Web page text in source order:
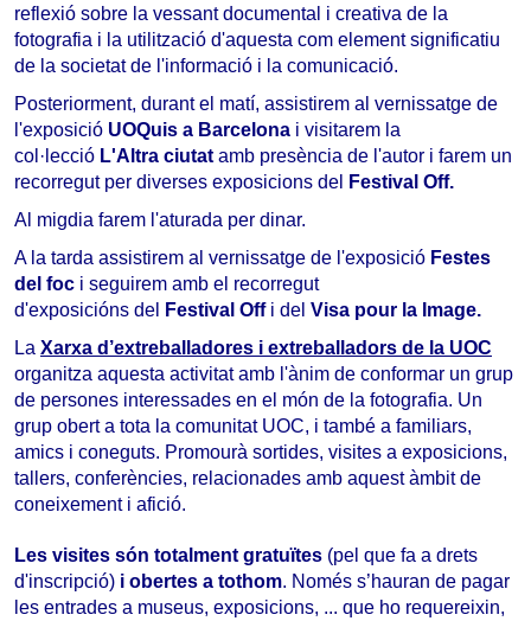
reflexió sobre la vessant documental i creativa de la
fotografia i la utilització d'aquesta com element significatiu
de la societat de l'informació i la comunicació.
Posteriorment, durant el matí, assistirem al vernissatge de
l'exposició UOQuis a Barcelona i visitarem la
col·lecció L'Altra ciutat amb presència de l'autor i farem un
recorregut per diverses exposicions del
Festival Off.
Al migdia farem l'aturada per dinar.
A la tarda assistirem al vernissatge de l'exposició Festes
del foc i seguirem amb el recorregut
d'exposicións del
Festival Off i del Visa pour la Image.
La Xarxa d’extreballadores i extreballadors de la UOC
organitza aquesta activitat amb l'ànim de conformar un grup
de persones interessades en el món de la fotografia. Un
grup obert a tota la comunitat UOC, i també a familiars,
amics i coneguts. Promourà sortides, visites a exposicions,
tallers, conferències, relacionades amb aquest àmbit de
coneixement i afició.
Les visites són totalment gratuïtes (pel que fa a drets
d'inscripció) i obertes a tothom. Només s’hauran de pagar
les entrades a museus, exposicions, ... que ho requereixin,